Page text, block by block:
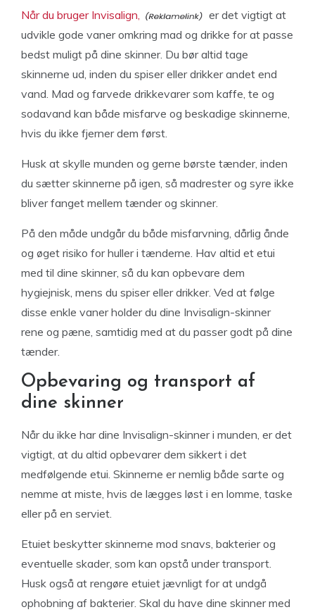
Når du bruger Invisalign,
er det vigtigt at
udvikle gode vaner omkring mad og drikke for at passe
bedst muligt på dine skinner. Du bør altid tage
skinnerne ud, inden du spiser eller drikker andet end
vand. Mad og farvede drikkevarer som kaffe, te og
sodavand kan både misfarve og beskadige skinnerne,
hvis du ikke fjerner dem først.
Husk at skylle munden og gerne børste tænder, inden
du sætter skinnerne på igen, så madrester og syre ikke
bliver fanget mellem tænder og skinner.
På den måde undgår du både misfarvning, dårlig ånde
og øget risiko for huller i tænderne. Hav altid et etui
med til dine skinner, så du kan opbevare dem
hygiejnisk, mens du spiser eller drikker. Ved at følge
disse enkle vaner holder du dine Invisalign-skinner
rene og pæne, samtidig med at du passer godt på dine
tænder.
Opbevaring og transport af
dine skinner
Når du ikke har dine Invisalign-skinner i munden, er det
vigtigt, at du altid opbevarer dem sikkert i det
medfølgende etui. Skinnerne er nemlig både sarte og
nemme at miste, hvis de lægges løst i en lomme, taske
eller på en serviet.
Etuiet beskytter skinnerne mod snavs, bakterier og
eventuelle skader, som kan opstå under transport.
Husk også at rengøre etuiet jævnligt for at undgå
ophobning af bakterier. Skal du have dine skinner med